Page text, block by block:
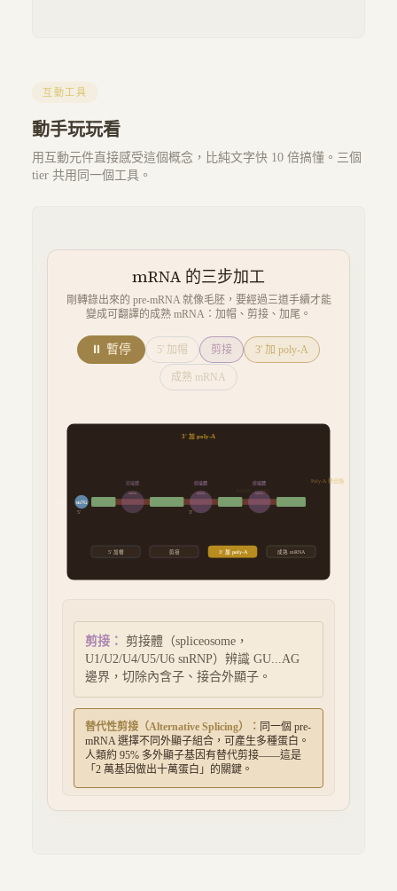
互動工具
動手玩玩看
用互動元件直接感受這個概念，比純文字快 10 倍搞懂。三個
tier 共用同一個工具。
mRNA 的三步加工
剛轉錄出來的 pre-mRNA 就像毛胚，要經過三道手續才能
變成可翻譯的成熟 mRNA：加帽、剪接、加尾。
⏸ 暫停 5' 加帽 剪接 3' 加 poly-A
成熟 mRNA
3' 加 poly-A
m7G
intron intron intron
剪接體
剪接體
AAAA...(~200)
Poly-A 聚合酶
5' 3'
5' 加帽 剪接 3' 加 poly-A 成熟 mRNA
3' 加 poly-A：
辨識 AAUAAA 訊號後切
斷，Poly-A 聚合酶加上 ~200 個 A，增加
穩定性與輸出效率。
替代性剪接（Alternative Splicing）： 同一個 pre-
mRNA 選擇不同外顯子組合，可產生多種蛋白。
人類約 95% 多外顯子基因有替代剪接——這是
「2 萬基因做出十萬蛋白」的關鍵。